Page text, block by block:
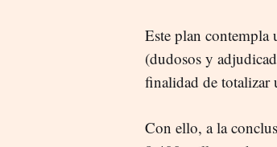
Este plan contempla
(dudosos y
finalidad de totalizar
Con ello, a la